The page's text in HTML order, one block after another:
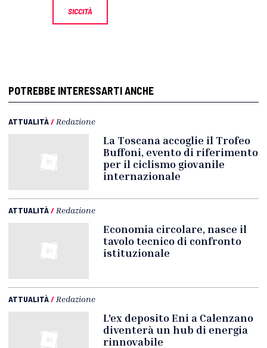
SICCITÀ
POTREBBE INTERESSARTI ANCHE
ATTUALITÀ/ Redazione
La Toscana accoglie il Trofeo
Buffoni, evento di riferimento
per il ciclismo giovanile
internazionale
ATTUALITÀ/ Redazione
Economia circolare, nasce il
tavolo tecnico di confronto
istituzionale
ATTUALITÀ/ Redazione
L'ex deposito Eni a Calenzano
diventerà un hub di energia
rinnovabile